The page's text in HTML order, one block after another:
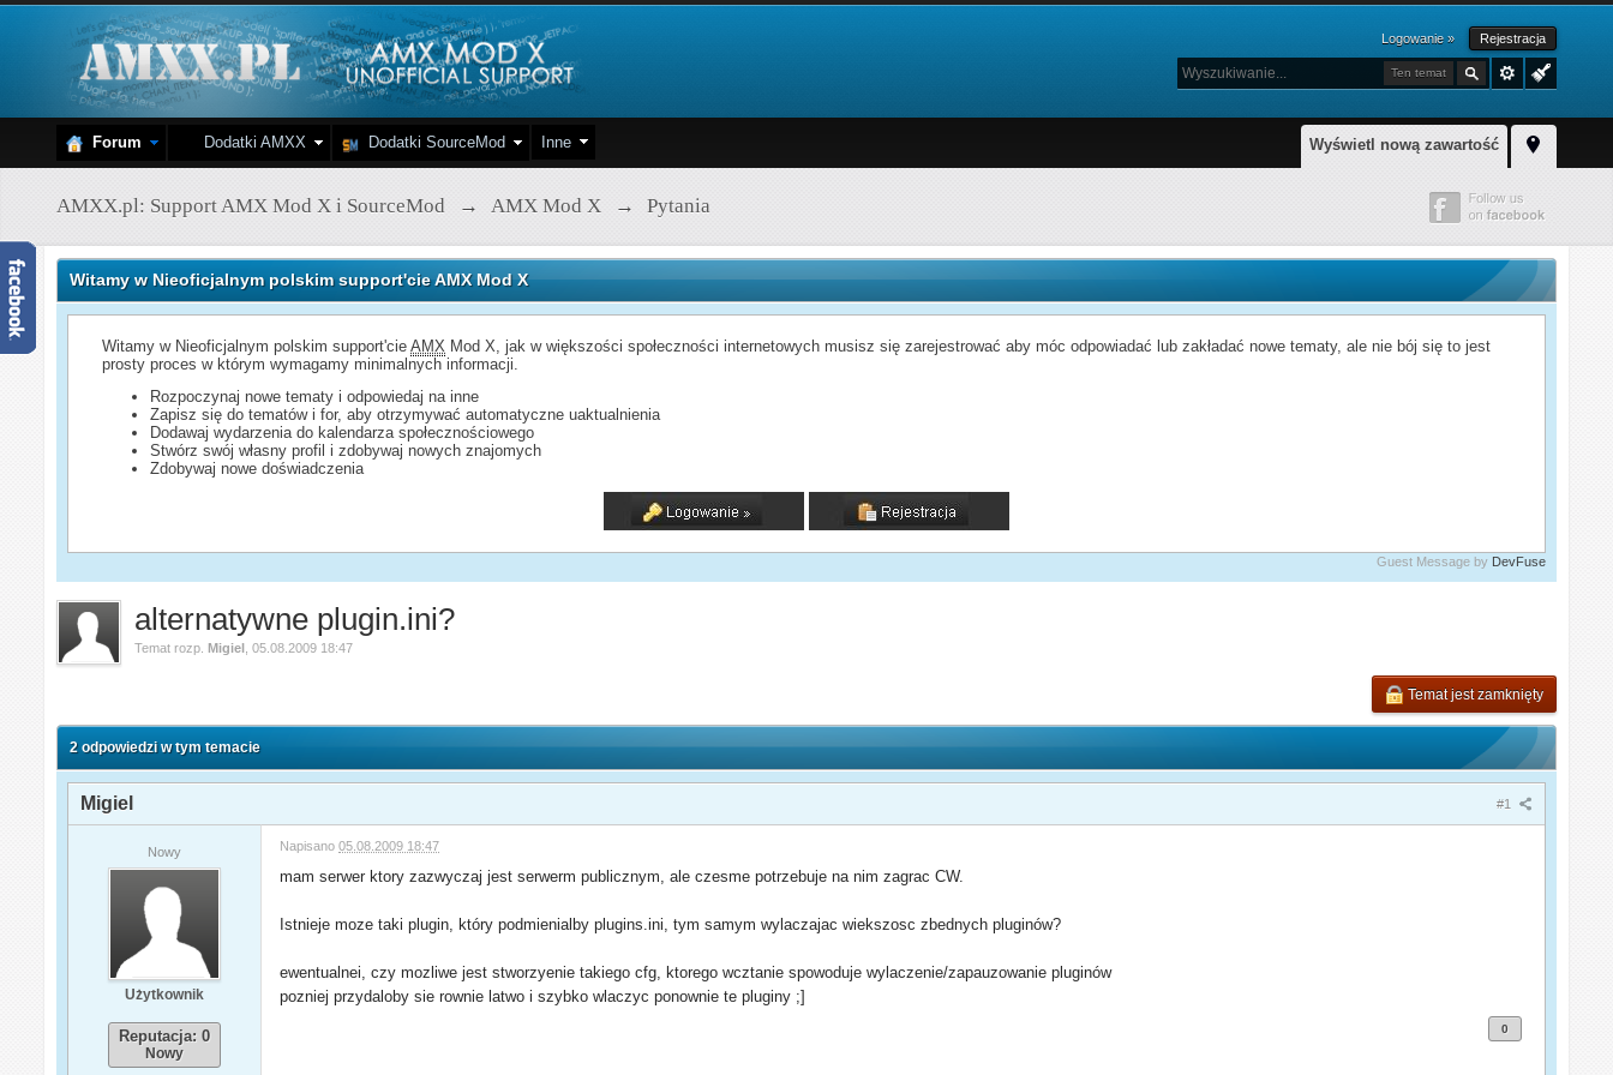
Logowanie » Rejestracja
Ten temat
Wyświetl nową zawartość
Forum Dodatki AMXX Dodatki SourceMod Inne
AMXX.pl: Support AMX Mod X i SourceMod → AMX Mod X → Pytania
Witamy w Nieoficjalnym polskim support'cie AMX Mod X
Witamy w Nieoficjalnym polskim support'cieAMX Mod X, jak w większości społeczności internetowych musisz się zarejestrować aby móc odpowiadać lub zakładać nowe tematy, ale nie bój się to jest
prosty proces w którym wymagamy minimalnych informacji.
Rozpoczynaj nowe tematy i odpowiedaj na inne
Zapisz się do tematów i for, aby otrzymywać automatyczne uaktualnienia
Dodawaj wydarzenia do kalendarza społecznościowego
Stwórz swój własny profil i zdobywaj nowych znajomych
Zdobywaj nowe doświadczenia
Guest Message by DevFuse
alternatywne plugin.ini?
Temat rozp.Migiel ,05.08.2009 18:47
Temat jest zamknięty
2 odpowiedzi w tym temacie
#1
Migiel
Nowy
Użytkownik
Reputacja: 0
Nowy
Napisano05.08.2009 18:47
mam serwer ktory zazwyczaj jest serwerm publicznym, ale czesme potrzebuje na nim zagrac CW.
Istnieje moze taki plugin, który podmienialby plugins.ini, tym samym wylaczajac wiekszosc zbednych pluginów?
ewentualnei, czy mozliwe jest stworzyenie takiego cfg, ktorego wcztanie spowoduje wylaczenie/zapauzowanie pluginów
pozniej przydaloby sie rownie latwo i szybko wlaczyc ponownie te pluginy ;]
0